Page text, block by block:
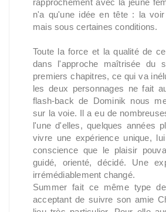
rapprochement avec la jeune
n'a qu'une idée en tête : la
mais sous certaines conditions.
Toute la force et la qualité de
dans l'approche maîtrisée du
premiers chapitres, ce qui va
les deux personnages ne fait
flash-back de Dominik nous
sur la voie. Il a eu de
l'une d'elles, quelques années
vivre une expérience unique,
conscience que le plaisir
guidé, orienté, décidé. Une
irrémédiablement changé.
Summer fait ce même type
acceptant de suivre son amie